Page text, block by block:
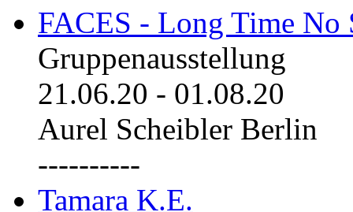
FACES - Long Time No
Gruppenausstellung
21.06.20 - 01.08.20
Aurel Scheibler Berlin
----------
Tamara K.E.